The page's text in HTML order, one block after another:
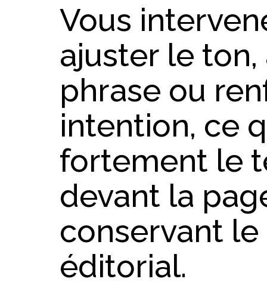
Vous
ajuster le ton,
phrase ou
intention, ce
fortement le
devant la
conservant
éditorial.